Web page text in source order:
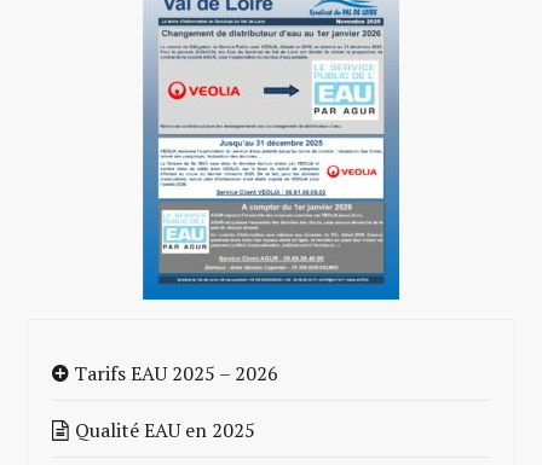
Tarifs EAU 2025 – 2026
Qualité EAU en 2025